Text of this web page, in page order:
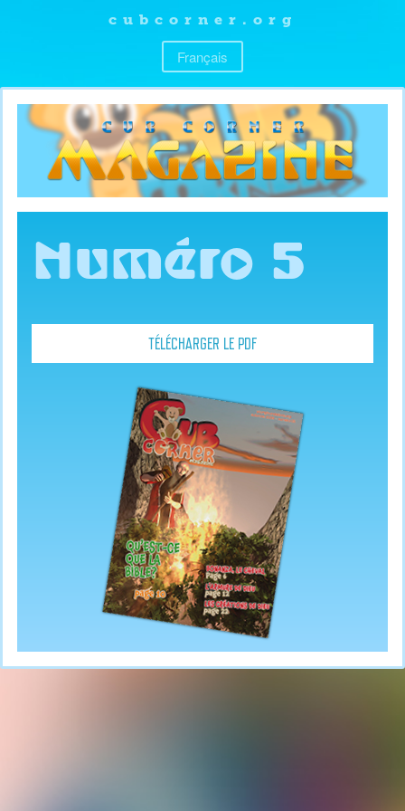
cubcorner.org
Français
Numéro 5
TÉLÉCHARGER LE PDF